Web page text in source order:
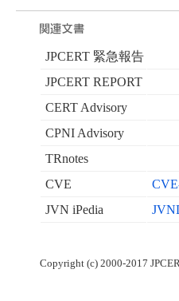
JPCERT 緊急報告
JPCERT REPORT
CERT Advisory
CPNI Advisory
TRnotes
CVE
JVN iPedia
Copyright (c) 2000-2017